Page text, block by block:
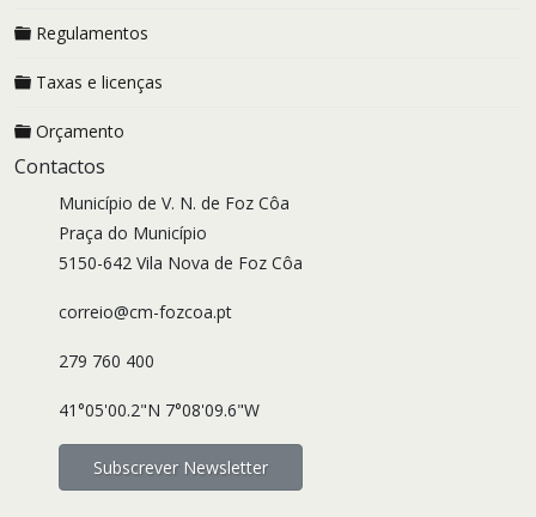
Regulamentos
Taxas e licenças
Orçamento
Contactos
Município de V. N. de Foz Côa
Praça do Município
5150-642 Vila Nova de Foz Côa
correio@cm-fozcoa.pt
279 760 400
41°05'00.2"N 7°08'09.6"W
Subscrever Newsletter